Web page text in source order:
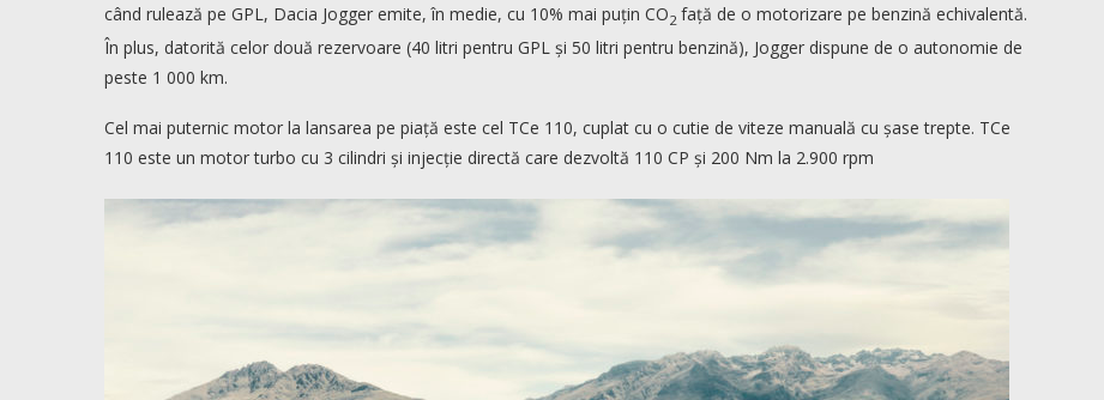
când rulează pe GPL, Dacia Jogger emite, în medie, cu 10% mai puțin CO2 față de o motorizare pe benzină echivalentă.
În plus, datorită celor două rezervoare (40 litri pentru GPL și 50 litri pentru benzină), Jogger dispune de o autonomie de
peste 1 000 km.
Cel mai puternic motor la lansarea pe piață este cel TCe 110, cuplat cu o cutie de viteze manuală cu șase trepte. TCe
110 este un motor turbo cu 3 cilindri și injecție directă care dezvoltă 110 CP și 200 Nm la 2.900 rpm